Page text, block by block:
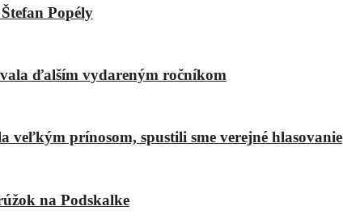
Popély
ďalším vydareným ročníkom
veľkým prínosom, spustili sme verejné hlasovanie
na Podskalke